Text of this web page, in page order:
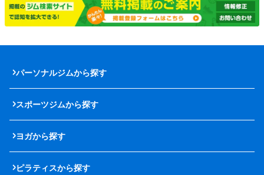
パーソナルジムから探す
スポーツジムから探す
ヨガから探す
ピラティスから探す